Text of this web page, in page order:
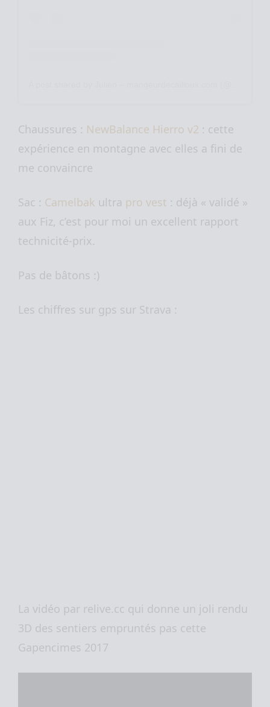
Chaussures : NewBalance Hierro v2 : cette
expérience en montagne avec elles a fini de
me convaincre
Sac : Camelbak ultra pro vest : déjà « validé »
aux Fiz, c’est pour moi un excellent rapport
technicité-prix.
Pas de bâtons :)
Les chiffres sur gps sur Strava :
La vidéo par relive.cc qui donne un joli rendu
3D des sentiers empruntés pas cette
Gapencimes 2017